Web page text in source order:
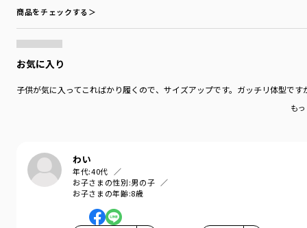
商品をチェックする＞
お気に入り
子供が気に入ってこればかり履くので、サイズアップです。ガッチリ体型で
も
わい
年代:40代
お子さまの性別:男の子
お子さまの年齢:8歳
足首が絞られているので、スニーカーなどの
どんなコーデにも合わせやすいブラックと
こだわりのビンテージ加工デニムの2色カラー展開。
ウエストゴム調整：可
着用イメージ/カラー：ブルー
モデル：身長109.0cm 体重18.0kg
サイズ：サイズ110